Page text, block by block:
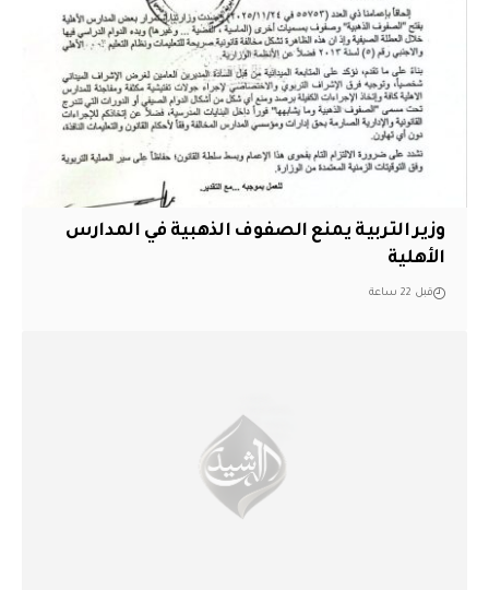
وزير التربية يمنع الصفوف الذهبية في المدارس
الأهلية
قبل 22 ساعة